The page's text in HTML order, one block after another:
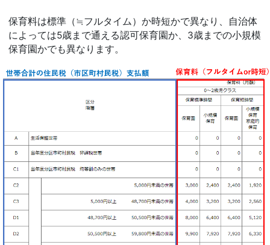
保育料は標準（≒フルタイム）か時短かで異なり、自治体
によっては5歳まで通える認可保育園か、3歳までの小規模
保育園かでも異なります。